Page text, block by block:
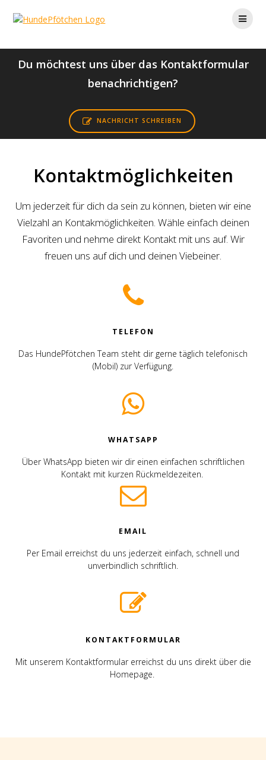
Du möchtest uns über das Kontaktformular
benachrichtigen?
NACHRICHT SCHREIBEN
Kontaktmöglichkeiten
Um jederzeit für dich da sein zu können, bieten wir eine
Vielzahl an Kontakmöglichkeiten. Wähle einfach deinen
Favoriten und nehme direkt Kontakt mit uns auf. Wir
freuen uns auf dich und deinen Viebeiner.
TELEFON
Das HundePfötchen Team steht dir gerne täglich telefonisch
(Mobil) zur Verfügung.
WHATSAPP
Über WhatsApp bieten wir dir einen einfachen schriftlichen
Kontakt mit kurzen Rückmeldezeiten.
EMAIL
Per Email erreichst du uns jederzeit einfach, schnell und
unverbindlich schriftlich.
KONTAKTFORMULAR
Mit unserem Kontaktformular erreichst du uns direkt über die
Homepage.